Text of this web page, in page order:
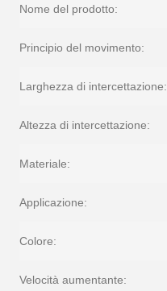
Nome del prodotto:
Principio del movimento:
Larghezza di intercettazione:
Altezza di intercettazione:
Materiale:
Applicazione:
Colore:
Velocità aumentante: